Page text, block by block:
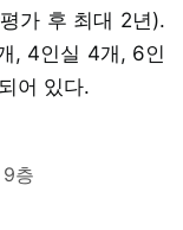
가 후 최대 2년).
, 4인실 4개, 6인
어 있다.
층